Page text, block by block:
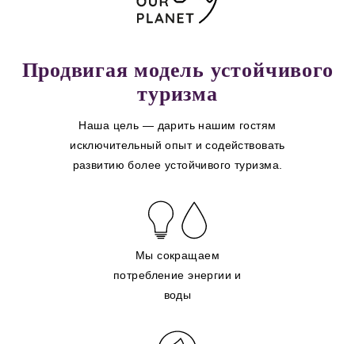
Продвигая модель устойчивого
туризма
Наша цель — дарить нашим гостям
исключительный опыт и содействовать
развитию более устойчивого туризма.
Мы сокращаем
потребление энергии и
воды